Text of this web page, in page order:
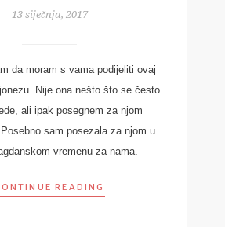
13 siječnja, 2017
da moram s vama podijeliti ovaj
Nije ona nešto što se često
ali ipak posegnem za njom
sam posezala za njom u
vremenu za nama.
READING